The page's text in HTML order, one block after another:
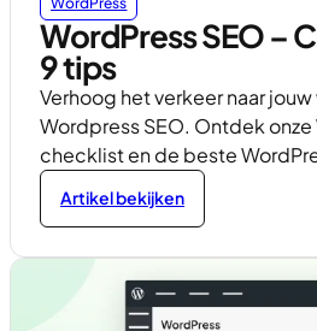
WordPress SEO –
9 tips
Verhoog het verkeer naar
Wordpress SEO. Ontdek onze
checklist en de beste
Artikel bekijken